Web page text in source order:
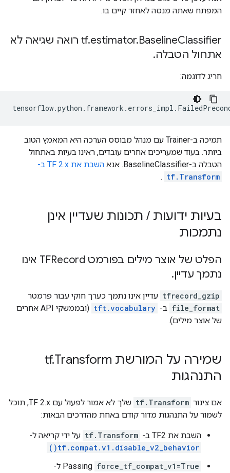
המפתח שאתה מנסה לאחזר קיים בו.
tf.estimator.Baseline
Classifier רואה שגיאה לא
אתחול הטבלה.
חריג לדוגמה:
תמיכה ב-Trainer עם מנהל מבוסס הערכה היא המאמץ הטוב
ביותר. בעוד שמעריכים אחרים עובדים, ראינו בעיות באתחול
הטבלה ב-BaselineClassifier. אנא
השבת את TF 2.x ב-
tf.Transform
.
בעיות ידועות / תכונות שעדיין אינן
נתמכות
הפלט של אוצר מילים בפורמט TFRecord אינו
נתמך עדיין.
tfrecord_gzip עדיין אינו נתמך כערך חוקי עבור פרמטר
file_format ב- tft.vocabulary
(ובממשקי API אחרים
של אוצר מילים).
שמירה על המורשת tf .Transform
התנהגות
אם צינור tf.Transform
שלך לא אמור לפעול עם TF 2.x, תוכל
לשמור על התנהגות מדור קודם באחת מהדרכים הבאות:
השבת את TF2 ב- tf.Transform על ידי קריאה ל-
tf.compat.v1.disable_v2_behavior()
Passing force_tf_compat_v1=True
ל-